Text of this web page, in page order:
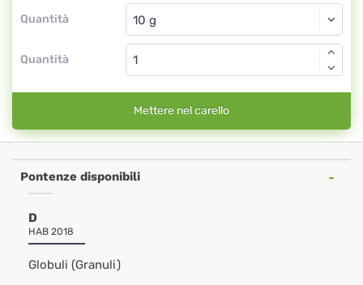
Quantità
Globuli
Quantità
Mettere nel carello
Pontenze disponibili
D
HAB 2018
Globuli (Granuli)